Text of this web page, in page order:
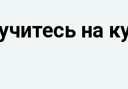
на